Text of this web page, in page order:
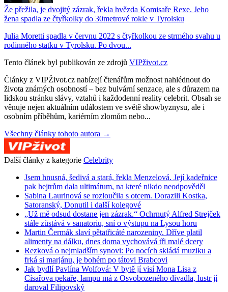
Že přežila, je dvojitý zázrak, řekla hvězda Komisaře Rexe. Jeho
žena spadla ze čtyřkolky do 30metrové rokle v Tyrolsku
Julia Moretti spadla v červnu 2022 s čtyřkolkou ze strmého svahu u
rodinného statku v Tyrolsku. Po dvou...
Tento článek byl publikován ze zdrojů VIPživot.cz
Články z VIPŽivot.cz nabízejí čtenářům možnost nahlédnout do
života známých osobností – bez bulvární senzace, ale s důrazem na
lidskou stránku slávy, vztahů i každodenní reality celebrit. Obsah se
věnuje nejen aktuálním událostem ve světě showbyznysu, ale i
osobním příběhům, kariérním zlomům nebo...
Všechny články tohoto autora →
Další články z kategorie Celebrity
Jsem hnusná, šedivá a stará, řekla Menzelová. Její kadeřnice
pak hejtrům dala ultimátum, na které nikdo neodpověděl
Sabina Laurinová se rozloučila s otcem. Dorazili Kostka,
Satoranský, Donutil i další kolegové
„Už mě odsud dostane jen zázrak.“ Ochrnutý Alfred Strejček
stále zůstává v sanatoriu, sní o výstupu na Lysou horu
Martin Čermák slaví pětatřicáté narozeniny. Dříve platil
alimenty na dálku, dnes doma vychovává tři malé dcery
Rezková o nejmladším synovi: Po nocích skládá muziku a
frká si marjánu, je bohém po tátovi Brabcovi
Jak bydlí Pavlína Wolfová: V bytě jí visí Mona Lisa z
Císařova pekaře, lampu má z Osvobozeného divadla, lustr jí
daroval Filipovský